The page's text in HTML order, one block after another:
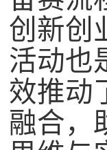
创新创
活动也
效推动
融合，